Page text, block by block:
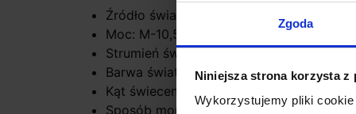
Zgoda
Niniejsza strona korzysta z
Wykorzystujemy pliki
Źródło światła: SMD LED
Moc: M-10,5cm/6W; L-12,8cm/10W lub
Strumień światła: M-420lm, L-630lm, XL-
Barwa światła 3000K - biała ciepła
Kąt świecenia 110° - szeroki
Sposób montażu: wpuszczany, płyty G-K